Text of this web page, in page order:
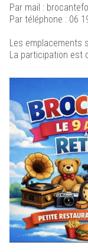
Par mail :
Par téléphone : 06
Les emplacements
La participation est